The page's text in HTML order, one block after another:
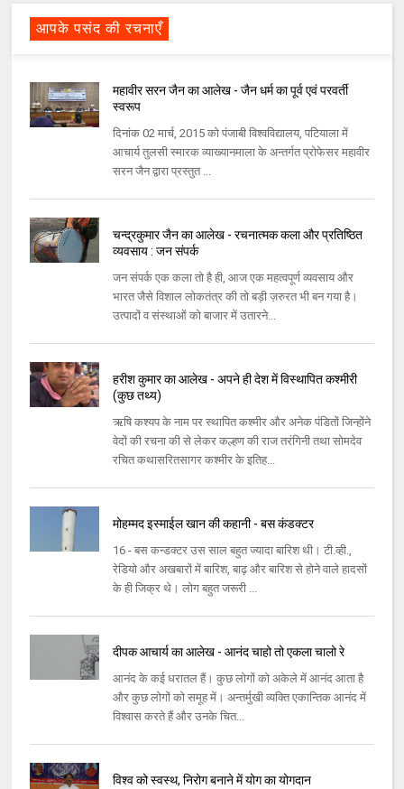
आपके पसंद की रचनाएँ
महावीर सरन जैन का आलेख - जैन धर्म का पूर्व एवं परवर्ती
स्वरूप
दिनांक 02 मार्च, 2015 को पंजाबी विश्वविद्यालय, पटियाला में
आचार्य तुलसी स्मारक व्याख्यानमाला के अन्तर्गत प्रोफेसर महावीर
सरन जैन द्वारा प्रस्तुत ...
चन्द्रकुमार जैन का आलेख - रचनात्मक कला और प्रतिष्ठित
व्यवसाय : जन संपर्क
जन संपर्क एक कला तो है ही, आज एक महत्वपूर्ण व्यवसाय और
भारत जैसे विशाल लोकतंत्र की तो बड़ी ज़रुरत भी बन गया है।
उत्पादों व संस्थाओं को बाजार में उतारने...
हरीश कुमार का आलेख - अपने ही देश में विस्थापित कश्मीरी
(कुछ तथ्य)
ऋषि कश्यप के नाम पर स्थापित कश्मीर और अनेक पंडितों जिन्होंने
वेदों की रचना की से लेकर कल्हण की राज तरंगिनी तथा सोमदेव
रचित कथासरितसागर कश्मीर के इतिह...
मोहम्मद इस्माईल खान की कहानी - बस कंडक्टर
16 - बस कन्डक्टर उस साल बहुत ज्यादा बारिश थी। टी.व्ही.,
रेडियो और अखबारों में बारिश, बाढ़ और बारिश से होने वाले हादसों
के ही जिक्र थे। लोग बहुत जरूरी ...
दीपक आचार्य का आलेख - आनंद चाहो तो एकला चालो रे
आनंद के कई धरातल हैं। कुछ लोगों को अकेले में आनंद आता है
और कुछ लोगों को समूह में। अन्तर्मुखी व्यक्ति एकान्तिक आनंद में
विश्वास करते हैं और उनके चित...
विश्व को स्वस्थ, निरोग बनाने में योग का योगदान